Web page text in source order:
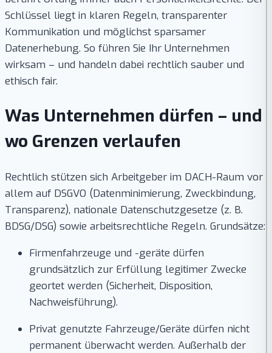
Schlüssel liegt in klaren Regeln, transparenter
Kommunikation und möglichst sparsamer
Datenerhebung. So führen Sie Ihr Unternehmen
wirksam – und handeln dabei rechtlich sauber und
ethisch fair.
Was Unternehmen dürfen – und
wo Grenzen verlaufen
Rechtlich stützen sich Arbeitgeber im DACH-Raum vor
allem auf DSGVO (Datenminimierung, Zweckbindung,
Transparenz), nationale Datenschutzgesetze (z. B.
BDSG/DSG) sowie arbeitsrechtliche Regeln. Grundsätze:
Firmenfahrzeuge und -geräte dürfen
grundsätzlich zur Erfüllung legitimer Zwecke
geortet werden (Sicherheit, Disposition,
Nachweisführung).
Privat genutzte Fahrzeuge/Geräte dürfen nicht
permanent überwacht werden. Außerhalb der